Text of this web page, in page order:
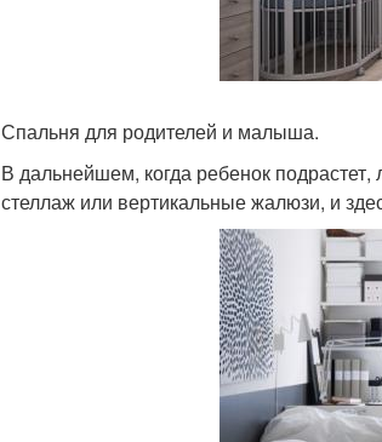
Спальня для родителей и малыша.
В дальнейшем, когда ребенок
стеллаж или вертикальные жалюзи, и